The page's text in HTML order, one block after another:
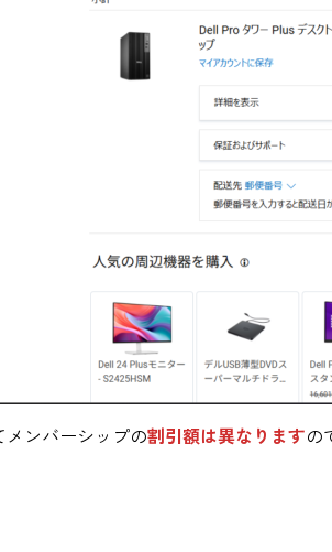
ンバーシップの割引額は異なりますの